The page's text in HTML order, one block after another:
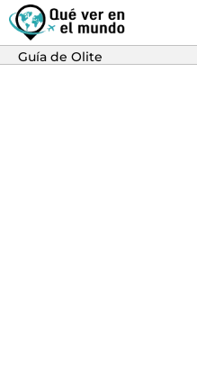
Guía de Olite